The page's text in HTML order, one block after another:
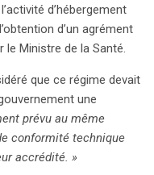
remplaçant
Cette
12 janvier 2017 et
Le nouvel
et la
de santé, en
un organisme
les hébergeurs
d’hébergement
d’un agrément
Ministre de la Santé.
que ce régime devait
une
prévu au même
conformité technique
accrédité. »